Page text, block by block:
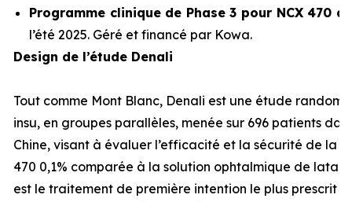
Programme clinique de Phase 3 pour NCX 470
l’été 2025. Géré et financé par Kowa.
Design de l’étude Denali
Tout comme Mont Blanc, Denali est une étude
insu, en groupes parallèles, menée sur 696 patients
Chine, visant à évaluer l’efficacité et la sécurité de la
470 0,1% comparée à la solution ophtalmique de
est le traitement de première intention le plus prescrit